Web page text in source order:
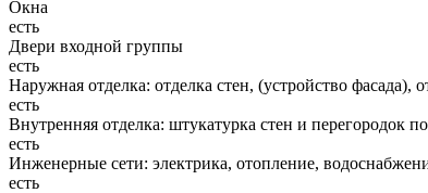
Окна
есть
Двери входной группы
есть
Наружная отделка: отделка стен, (устройство фасада),
есть
Внутренняя отделка: штукатурка стен и перегородок
есть
Инженерные сети: электрика, отопление,
есть